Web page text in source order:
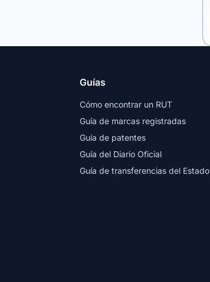
Guías
Cómo encontrar un RUT
Guía de marcas registradas
Guía de patentes
Guía del Diario Oficial
Guía de transferencias del Estado